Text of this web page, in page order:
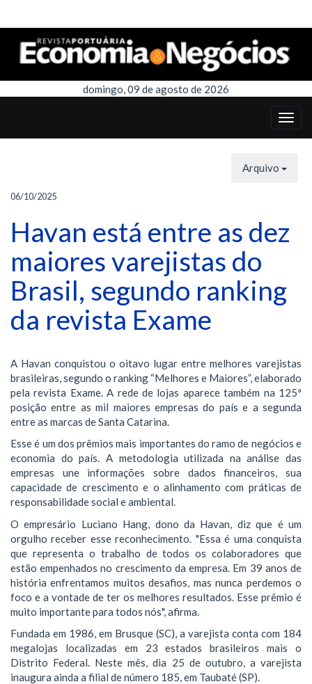
domingo, 09 de agosto de 2026
Arquivo
06/10/2025
Havan está entre as dez
maiores varejistas do
Brasil, segundo ranking
da revista Exame
A Havan conquistou o oitavo lugar entre melhores varejistas
brasileiras, segundo o ranking “Melhores e Maiores”, elaborado
pela revista Exame. A rede de lojas aparece também na 125ª
posição entre as mil maiores empresas do país e a segunda
entre as marcas de Santa Catarina.
Esse é um dos prêmios mais importantes do ramo de negócios e
economia do país. A metodologia utilizada na análise das
empresas une informações sobre dados financeiros, sua
capacidade de crescimento e o alinhamento com práticas de
responsabilidade social e ambiental.
O empresário Luciano Hang, dono da Havan, diz que é um
orgulho receber esse reconhecimento. "Essa é uma conquista
que representa o trabalho de todos os colaboradores que
estão empenhados no crescimento da empresa. Em 39 anos de
história enfrentamos muitos desafios, mas nunca perdemos o
foco e a vontade de ter os melhores resultados. Esse prêmio é
muito importante para todos nós", afirma.
Fundada em 1986, em Brusque (SC), a varejista conta com 184
megalojas localizadas em 23 estados brasileiros mais o
Distrito Federal. Neste mês, dia 25 de outubro, a varejista
inaugura ainda a filial de número 185, em Taubaté (SP).